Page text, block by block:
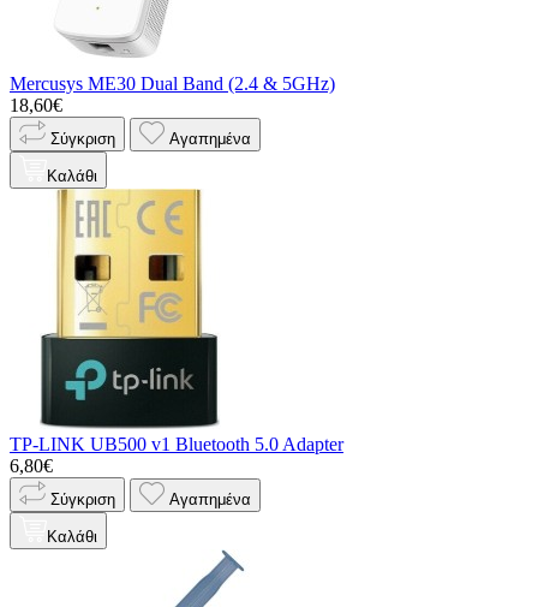
Mercusys ME30 Dual Band (2.4 & 5GHz)
18,60€
Σύγκριση Αγαπημένα
Καλάθι
TP-LINK UB500 v1 Bluetooth 5.0 Adapter
6,80€
Σύγκριση Αγαπημένα
Καλάθι